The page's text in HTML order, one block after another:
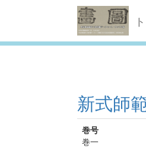
新式師
巻号
巻一